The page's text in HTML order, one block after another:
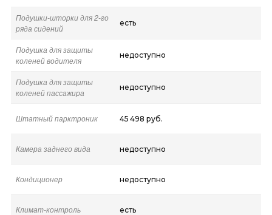
Подушки-шторки для 2-го
ряда сидений
есть
Подушка для защиты
коленей водителя
недоступно
Подушка для защиты
коленей пассажира
недоступно
Штатный парктроник 45 498 руб.
Камера заднего вида недоступно
Кондиционер недоступно
Климат-контроль есть